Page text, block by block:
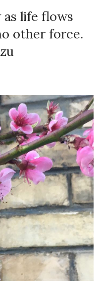
life flows
other force.